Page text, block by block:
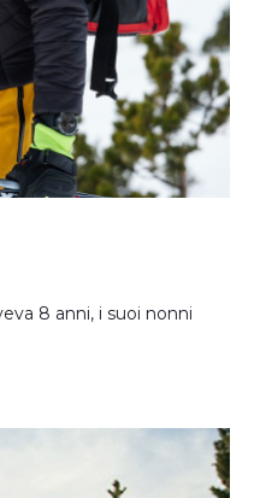
8 anni, i suoi nonni